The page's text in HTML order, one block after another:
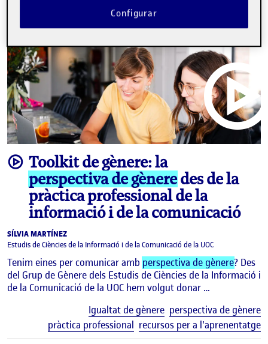
videoToolkit de gènere: la
perspectiva de gèneredes de la
pràctica professional de la
informació i de la comunicació
SÍLVIA MARTÍNEZ
Estudis de Ciències de la Informació i de la Comunicació de la UOC
Tenim eines per comunicar amb perspectiva de gènere? Des
del Grup de Gènere dels Estudis de Ciències de la Informació i
de la Comunicació de la UOC hem volgut donar …
Igualtat de gènere perspectiva de gènere
pràctica professional recursos per a l'aprenentatge
Configurar